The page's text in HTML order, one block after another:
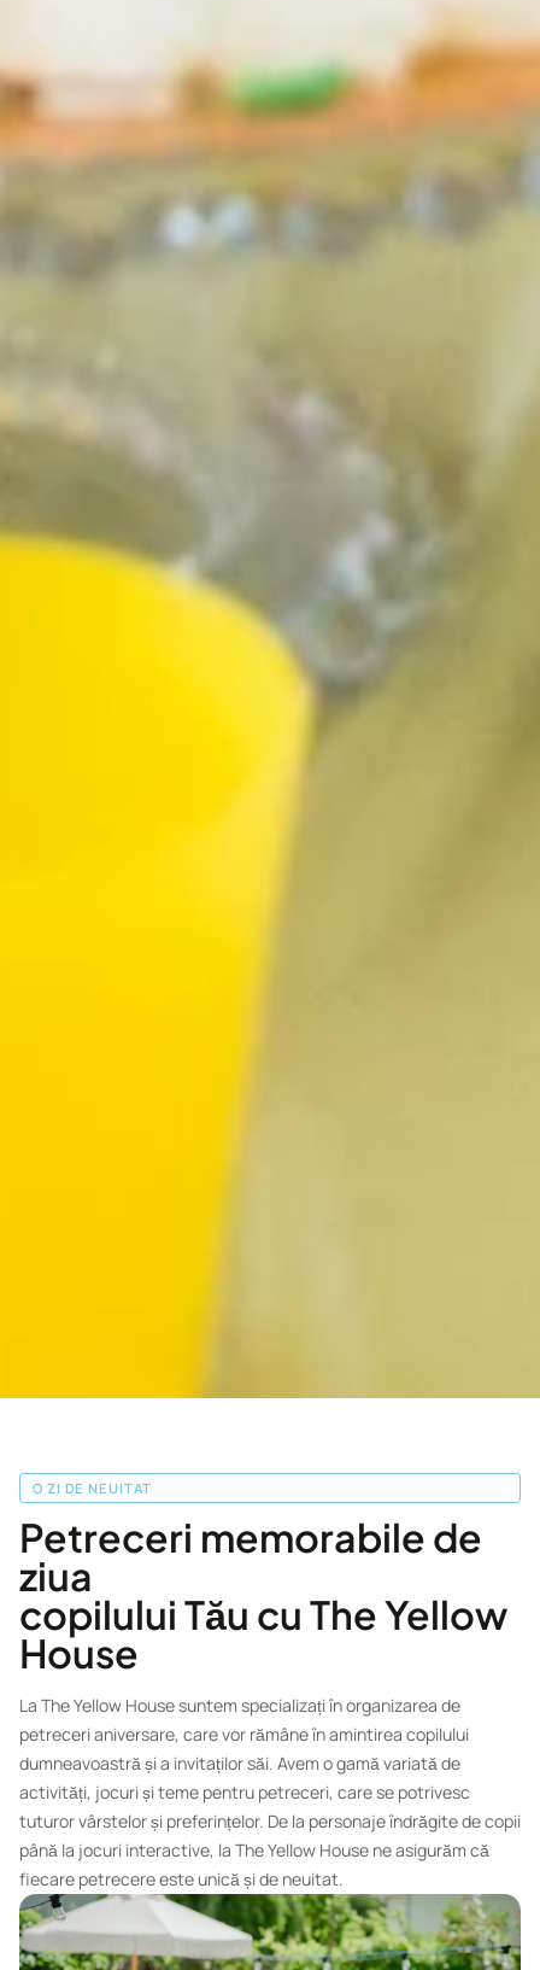
O ZI DE NEUITAT
Petreceri memorabile de
ziua
copilului Tău cu The Yellow
House
La The Yellow House suntem specializați în organizarea de
petreceri aniversare, care vor rămâne în amintirea copilului
dumneavoastră și a invitaților săi. Avem o gamă variată de
activități, jocuri și teme pentru petreceri, care se potrivesc
tuturor vârstelor și preferințelor. De la personaje îndrăgite de copii
până la jocuri interactive, la The Yellow House ne asigurăm că
fiecare petrecere este unică și de neuitat.